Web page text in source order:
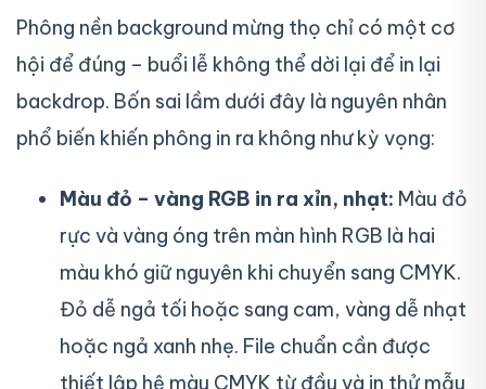
Phông nền background mừng thọ chỉ có một cơ
hội để đúng – buổi lễ không thể dời lại để in lại
backdrop. Bốn sai lầm dưới đây là nguyên nhân
phổ biến khiến phông in ra không như kỳ vọng:
Màu đỏ – vàng RGB in ra xỉn, nhạt: Màu đỏ
rực và vàng óng trên màn hình RGB là hai
màu khó giữ nguyên khi chuyển sang CMYK.
Đỏ dễ ngả tối hoặc sang cam, vàng dễ nhạt
hoặc ngả xanh nhẹ. File chuẩn cần được
thiết lập hệ màu CMYK từ đầu và in thử mẫu